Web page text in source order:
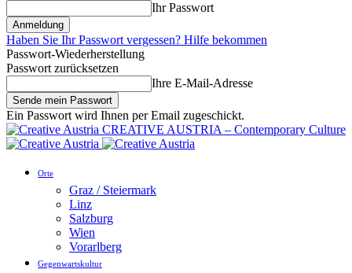
Ihr Passwort
Haben Sie Ihr Passwort vergessen? Hilfe bekommen
Passwort-Wiederherstellung
Passwort zurücksetzen
Ihre E-Mail-Adresse
Ein Passwort wird Ihnen per Email zugeschickt.
CREATIVE AUSTRIA – Contemporary Culture
Orte
Graz / Steiermark
Linz
Salzburg
Wien
Vorarlberg
Gegenwartskultur